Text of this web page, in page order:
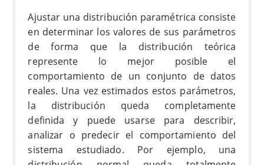
Ajustar una distribución paramétrica consiste
en determinar los valores de sus parámetros
de forma que la distribución teórica
represente lo mejor posible el
comportamiento de un conjunto de datos
reales. Una vez estimados estos parámetros,
la distribución queda completamente
definida y puede usarse para describir,
analizar o predecir el comportamiento del
sistema estudiado. Por ejemplo, una